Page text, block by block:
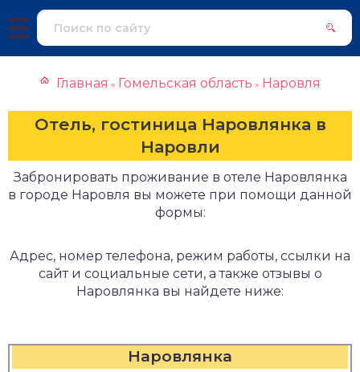
Главная » Гомельская область » Наровля
Отель, гостиница Наровлянка в
Наровли
Забронировать проживание в отеле Наровлянка
в городе Наровля вы можете при помощи данной
формы:
Адрес, номер телефона, режим работы, ссылки на
сайт и социальные сети, а также отзывы о
Наровлянка вы найдете ниже:
Наровлянка